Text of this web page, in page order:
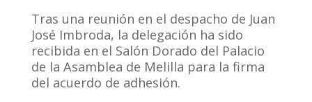
Tras una reunión en el despacho de Juan
José Imbroda, la delegación ha sido
recibida en el Salón Dorado del Palacio
de la Asamblea de Melilla para la firma
del acuerdo de adhesión.